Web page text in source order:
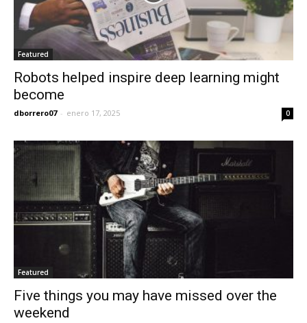
Featured
Robots helped inspire deep learning might
become
dborrero07 - enero 17, 2025 0
Featured
Five things you may have missed over the
weekend